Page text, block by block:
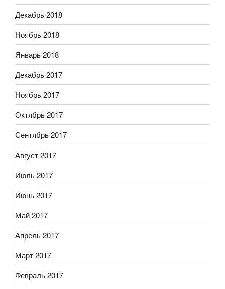
Декабрь 2018
Ноябрь 2018
Январь 2018
Декабрь 2017
Ноябрь 2017
Октябрь 2017
Сентябрь 2017
Август 2017
Июль 2017
Июнь 2017
Май 2017
Апрель 2017
Март 2017
Февраль 2017